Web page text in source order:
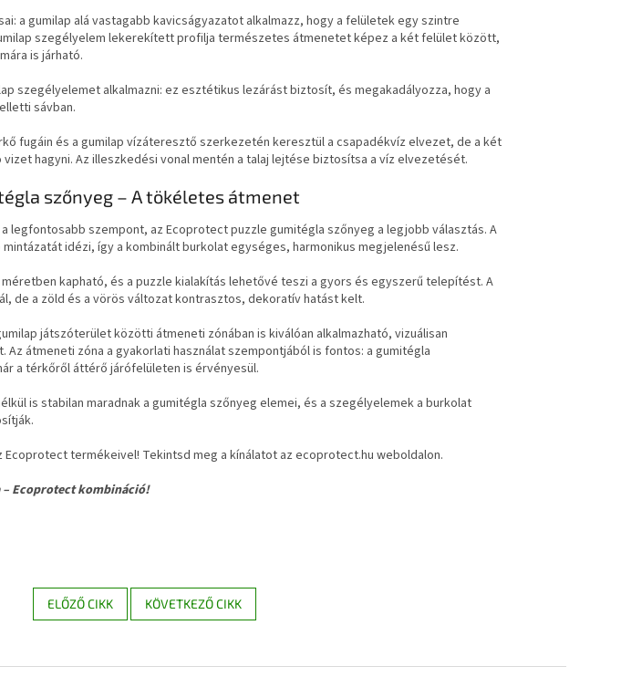
a gumilap alá vastagabb kavicságyazatot alkalmazz, hogy a felületek egy szintre
szegélyelem lekerekített profilja természetes átmenetet képez a két felület között,
is járható.
szegélyelemet alkalmazni: ez esztétikus lezárást biztosít, és megakadályozza, hogy a
sávban.
fugáin és a gumilap vízáteresztő szerkezetén keresztül a csapadékvíz elvezet, de a két
hagyni. Az illeszkedési vonal mentén a talaj lejtése biztosítsa a víz elvezetését.
szőnyeg – A tökéletes átmenet
legfontosabb szempont, az Ecoprotect puzzle gumitégla szőnyeg a legjobb választás. A
idézi, így a kombinált burkolat egységes, harmonikus megjelenésű lesz.
méretben kapható, és a puzzle kialakítás lehetővé teszi a gyors és egyszerű telepítést. A
de a zöld és a vörös változat kontrasztos, dekoratív hatást kelt.
játszóterület közötti átmeneti zónában is kiválóan alkalmazható, vizuálisan
átmeneti zóna a gyakorlati használat szempontjából is fontos: a gumitégla
a térkőről áttérő járófelületen is érvényesül.
is stabilan maradnak a gumitégla szőnyeg elemei, és a szegélyelemek a burkolat
termékeivel! Tekintsd meg a kínálatot az ecoprotect.hu weboldalon.
– Ecoprotect kombináció!
ELŐZŐ CIKK KÖVETKEZŐ CIKK